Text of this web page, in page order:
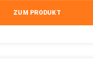
ZUM PRODUKT